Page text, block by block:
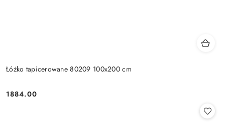
Łóżko tapicerowane 80209 100x200 cm
Cena:
1884.00